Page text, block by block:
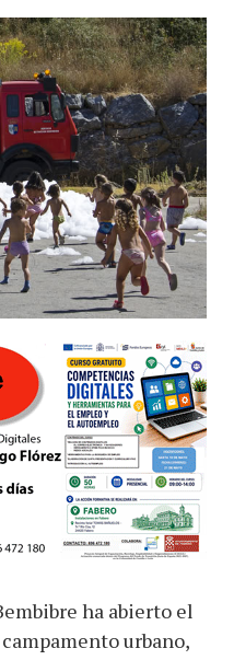
ha abierto el
urbano,